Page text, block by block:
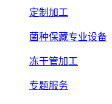
定制加工
菌种保藏专业设备
冻干管加工
专题服务